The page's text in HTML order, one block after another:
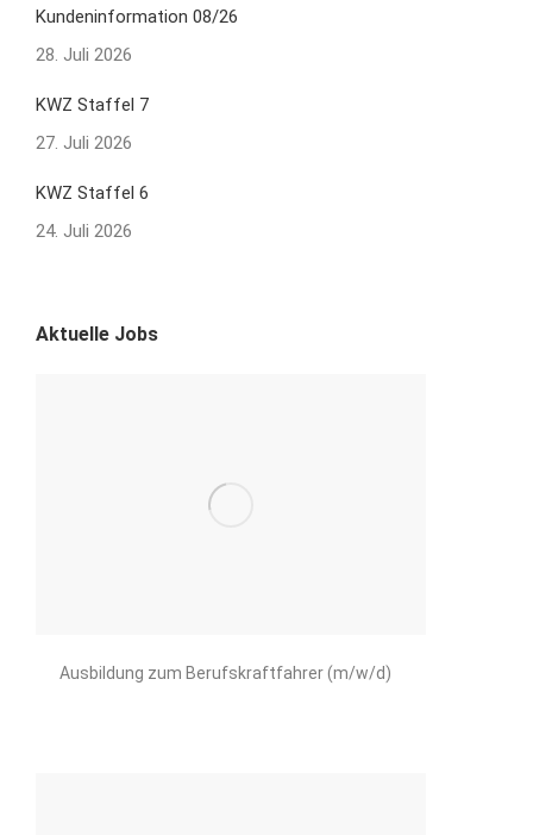
Kundeninformation 08/26
28. Juli 2026
KWZ Staffel 7
27. Juli 2026
KWZ Staffel 6
24. Juli 2026
Aktuelle Jobs
Ausbildung zum Berufskraftfahrer (m/w/d)